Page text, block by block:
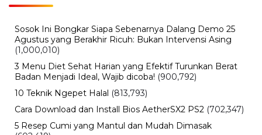
Rumor iPhone Air 2 Makin Kuat, Kamera Ganda dan
BERITA TERBARU
Internasional
Dorong Pelayanan kepada
Masyarakat
Kamis, 6 Agu 2026 - 21:17 WIB